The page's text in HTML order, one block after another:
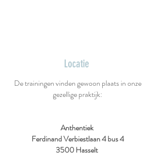
De trainingen vinden gewoon plaats in onze
gezellige praktijk:
Anthentiek
Ferdinand Verbiestlaan 4 bus 4
3500 Hasselt
Locatie